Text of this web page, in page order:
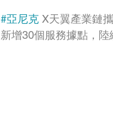
#亞尼克 X天翼產業鏈
新增30個服務據點，陸